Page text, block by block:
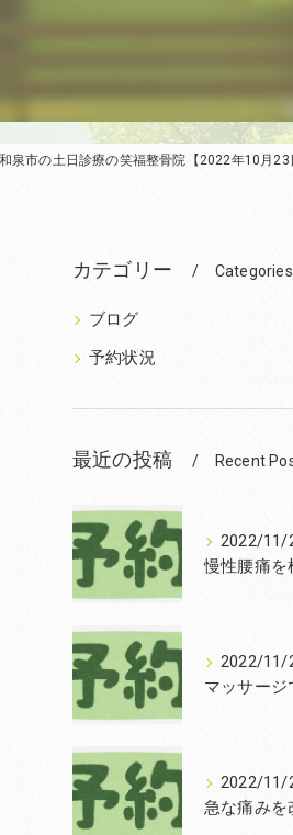
泉市の土日診療の笑福整骨院【2022年10月23
カテゴリー Categories
ブログ
予約状況
最近の投稿 Recent
2022/11/
2022/11/
2022/11/